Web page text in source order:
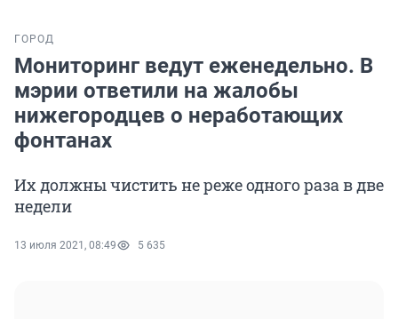
ГОРОД
Мониторинг ведут еженедельно. В
мэрии ответили на жалобы
нижегородцев о неработающих
фонтанах
Их должны чистить не реже одного раза в две
недели
13 июля 2021, 08:49 5 635